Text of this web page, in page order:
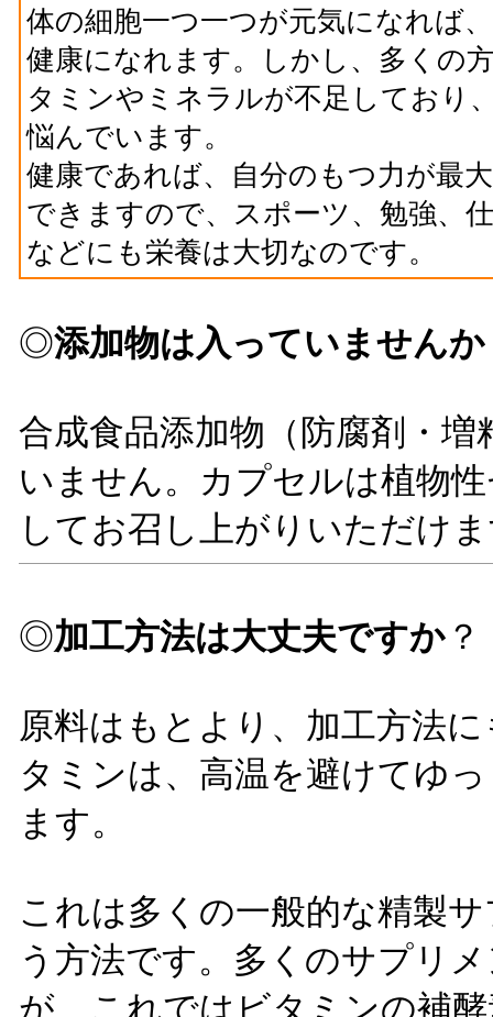
体の細胞一つ一つが元気になれば
健康になれます。しかし、多くの
タミンやミネラルが不足しており
悩んでいます。
健康であれば、自分のもつ力が最
できますので、スポーツ、勉強、
などにも栄養は大切なのです。
◎添加物は入っていませんか
合成食品添加物（防腐剤・
いません。カプセルは植物
してお召し上がりいただけ
◎加工方法は大丈夫ですか ？
原料はもとより、加工方法
タミンは、高温を避けてゆ
ます。
これは多くの一般的な精製
う方法です。多くのサプリ
が、これではビタミンの補